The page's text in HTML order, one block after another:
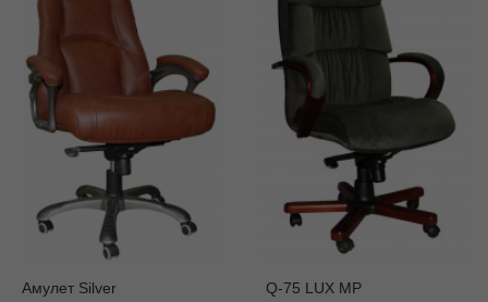
Амулет Silver Q-75 LUX MP